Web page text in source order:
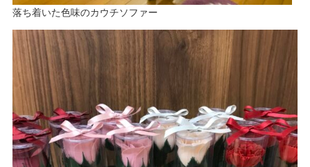
落ち着いた色味のカウチソファー